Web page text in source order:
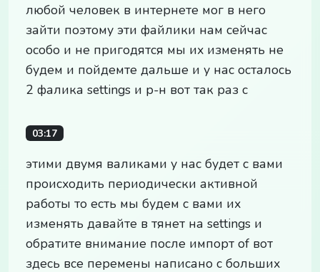
любой человек в интернете мог в него
зайти поэтому эти файлики нам сейчас
особо и не пригодятся мы их изменять не
будем и пойдемте дальше и у нас осталось
2 фалика settings и р-н вот так раз с
03:17
этими двумя валиками у нас будет с вами
происходить периодически активной
работы то есть мы будем с вами их
изменять давайте в тянет на settings и
обратите внимание после импорт of вот
здесь все перемены написано с больших